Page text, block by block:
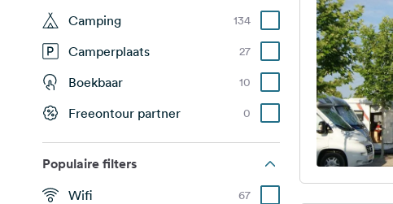
Camping 134
Camperplaats 27
Boekbaar 10
Freeontour partner 0
Populaire filters
Wifi 67